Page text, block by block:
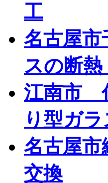
工
名古屋
スの断
江南市
り型ガラ
名古屋
交換